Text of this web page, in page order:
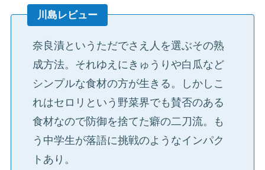
川島レビュー
奈良漬というただでさえ人を選ぶその熟
成方法。それゆえにきゅうりや白瓜など
シンプルな食材の方が生きる。しかしこ
れはセロリという野菜界でも賛否のある
食材なので防御を捨てた癖の二刀流。も
う中学生が落語に挑戦のようなインパク
トあり。